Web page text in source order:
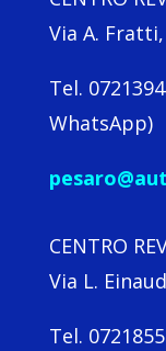
Via A.
Tel.
WhatsApp)
CENTRO
Via L.
Tel.